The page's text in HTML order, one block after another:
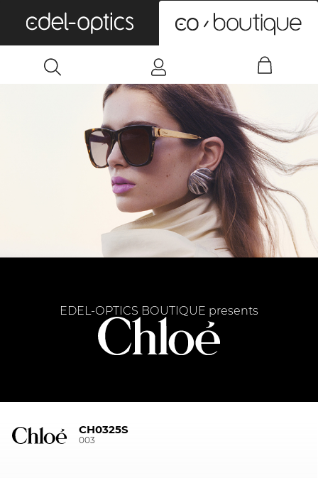
EDEL-OPTICS BOUTIQUE presents
CH0325S
003